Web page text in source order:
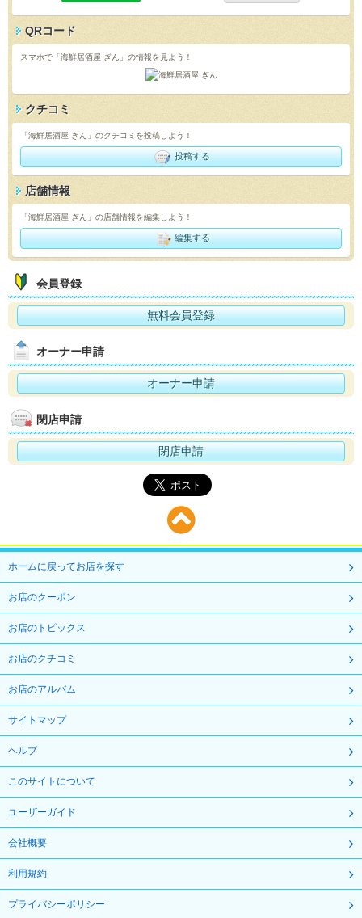
QRコード
スマホで「海鮮居酒屋 ぎん」の情報を見よう！
クチコミ
「海鮮居酒屋 ぎん」のクチコミを投稿しよう！
投稿する
店舗情報
「海鮮居酒屋 ぎん」の店舗情報を編集しよう！
編集する
会員登録
無料会員登録
オーナー申請
オーナー申請
閉店申請
閉店申請
ホームに戻ってお店を探す
お店のクーポン
お店のトピックス
お店のクチコミ
お店のアルバム
サイトマップ
ヘルプ
このサイトについて
ユーザーガイド
会社概要
利用規約
プライバシーポリシー